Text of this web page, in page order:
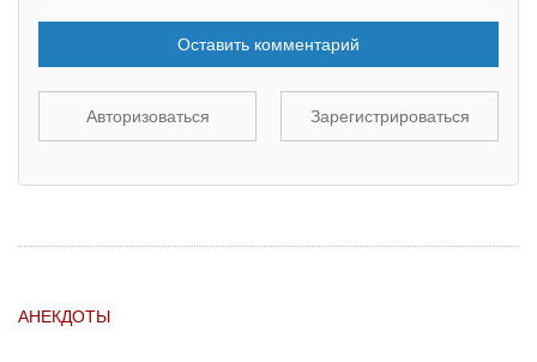
Оставить комментарий
Авторизоваться Зарегистрироваться
АНЕКДОТЫ